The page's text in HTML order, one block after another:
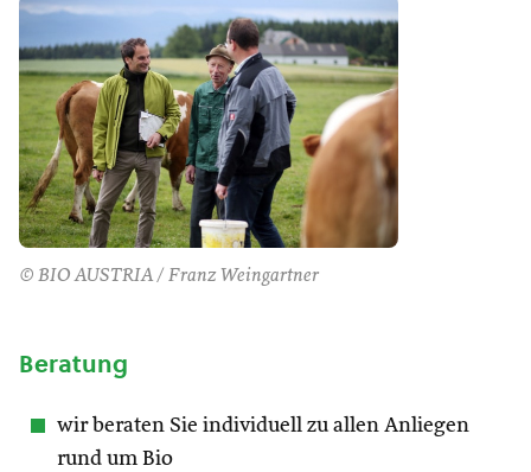
© BIO AUSTRIA / Franz Weingartner
Beratung
wir beraten Sie individuell zu allen Anliegen
rund um Bio